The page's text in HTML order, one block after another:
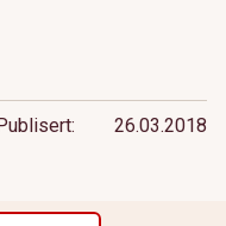
26.03.2018